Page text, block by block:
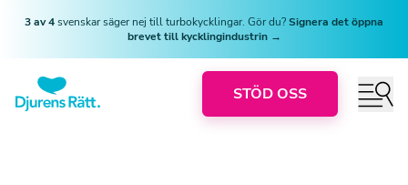
3 av 4svenskar säger nej till turbokycklingar. Gör du?Signera det öppna
brevet till kycklingindustrin →
STÖD OSS